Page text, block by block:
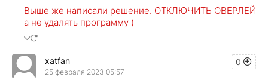
Выше же написали решение. ОТКЛЮЧИТЬ ОВЕРЛЕЙ
а не удалять программу )
0
xatfan
25 февраля 2023 05:57